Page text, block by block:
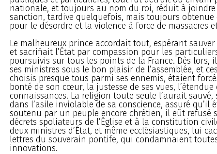
nationale, et toujours au nom du roi, réduit à joindre
sanction, tardive quelquefois, mais toujours
pour le désordre et la violence à force de massacres
Le malheureux prince accordait tout, espérant
et sacrifiait l’État par compassion pour les
poursuivis sur tous les points de la France. Dès lors,
ses ministres sous le bon plaisir de l’assemblée, et
choisis presque tous parmi ses ennemis, étaient
bonté de son cœur, la justesse de ses vues, l’étendue
connaissances. La religion toute seule l’aurait sauvé,
dans l’asile inviolable de sa conscience, assuré qu’il
soutenu par un peuple encore chrétien, il eût refusé
décrets spoliateurs de l’Église et à la constitution
deux ministres d’État, et même ecclésiastiques, lui
lettres du souverain pontife, qui condamnaient
innovations.